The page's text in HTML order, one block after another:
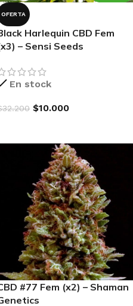
OFERTA
Harlequin CBD Fem
– Sensi Seeds
En stock
32.200 $10.000
#77 Fem (x2) – Shaman